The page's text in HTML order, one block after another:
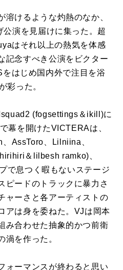
溶けるような灼熱のなか、
演を見届けに集った。超
はそれ以上の熱気を体感
記念すべき公演をビクター
はじめ国内外で注目を浴
彩った。
(fogsettings＆ikill)に
幕を開けたVICTERAは、
AssToro、Lilniina、
＆lilbesh ramko)、
で息つく暇もないステージ
ピードのトラックに暴力さ
ャーさと各アーティストの
アは身を委ねた。VJは岡本
み合わせた抽象的かつ前衛
渦を作った。
ォーマンスが終わると思い